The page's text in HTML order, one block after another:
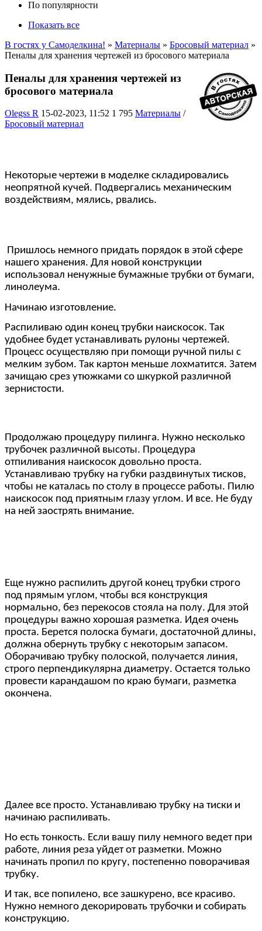
По популярности
Показать все
В гостях у Самоделкина! » Материалы » Бросовый материал »
Пеналы для хранения чертежей из бросового материала
Пеналы для хранения чертежей из
бросового материала
Olegss R 15-02-2023, 11:52 1 795 Материалы /
Бросовый материал
Некоторые чертежи в моделке складировались
неопрятной кучей. Подвергались механическим
воздействиям, мялись, рвались.
Пришлось немного придать порядок в этой сфере
нашего хранения. Для новой конструкции
использовал ненужные бумажные трубки от бумаги,
линолеума.
Начинаю изготовление.
Распиливаю один конец трубки наискосок. Так
удобнее будет устанавливать рулоны чертежей.
Процесс осуществляю при помощи ручной пилы с
мелким зубом. Так картон меньше лохматится. Затем
зачищаю срез утюжками со шкуркой различной
зернистости.
Продолжаю процедуру пилинга. Нужно несколько
трубочек различной высоты. Процедура
отпиливания наискосок довольно проста.
Устанавливаю трубку на губки раздвинутых тисков,
чтобы не каталась по столу в процессе работы. Пилю
наискосок под приятным глазу углом. И все. Не буду
на ней заострять внимание.
Еще нужно распилить другой конец трубки строго
под прямым углом, чтобы вся конструкция
нормально, без перекосов стояла на полу. Для этой
процедуры важно хорошая разметка. Идея очень
проста. Берется полоска бумаги, достаточной длины,
должна обернуть трубку с некоторым запасом.
Оборачиваю трубку полоской, получается линия,
строго перпендикулярна диаметру. Остается только
провести карандашом по краю бумаги, разметка
окончена.
Далее все просто. Устанавливаю трубку на тиски и
начинаю распиливать.
Но есть тонкость. Если вашу пилу немного ведет при
работе, линия реза уйдет от разметки. Можно
начинать пропил по кругу, постепенно поворачивая
трубку.
И так, все попилено, все зашкурено, все красиво.
Нужно немного декорировать трубочки и собирать
конструкцию.